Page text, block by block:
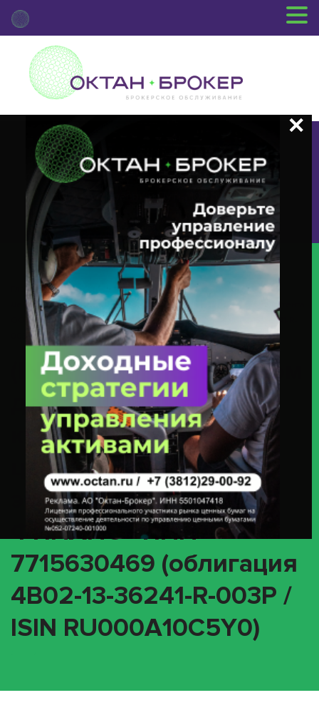
+7 (3812) 29-00-92
г.Омск ул.Красный Путь, 109 оф.510
Главная Новости Депозитария
(INTR) О Корпоративном
Действии «Выплата Купонного Дохода» С Ценными Бумагами Эмитента
ООО «ИКС 5 ФИНАНС» ИНН 7715630469 (облигация 4B02-13-36241-R-
003P / ISIN RU000A10C5Y0)
(INTR) О корпоративном
действии «Выплата
купонного дохода» с
ценными бумагами
эмитента ООО «ИКС 5
ФИНАНС» ИНН
7715630469 (облигация
4B02-13-36241-R-003P /
ISIN RU000A10C5Y0)